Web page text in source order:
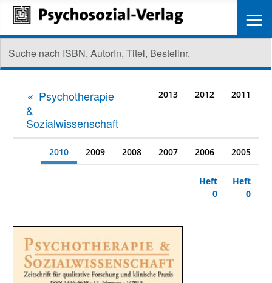
Psychotherapie
&
Sozialwissenschaft
2013 2012 2011
2010 2009 2008 2007 2006 2005
Heft
0
Heft
0
≡